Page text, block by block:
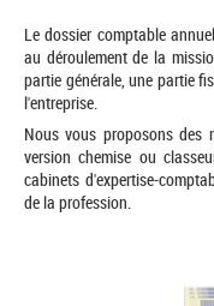
Le dossier comptable
au déroulement de la
partie générale, une partie
l'entreprise.
Nous vous proposons des
version chemise ou
cabinets d'expertise-
de la profession.